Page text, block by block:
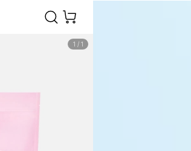
1 / 1